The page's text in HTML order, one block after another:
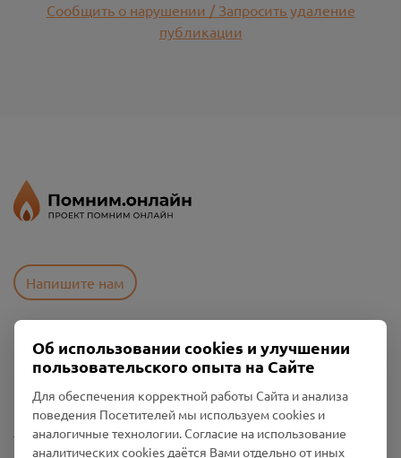
Сообщить о нарушении / Запросить удаление
публикации
Напишите нам
Пользовательское соглашение
Политика конфиденциальности
Промо-материалы
Настройки cookies
Об использовании cookies и улучшении
пользовательского опыта на Сайте
Для обеспечения корректной работы Сайта и анализа
поведения Посетителей мы используем cookies и
аналогичные технологии. Согласие на использование
аналитических cookies даётся Вами отдельно от иных